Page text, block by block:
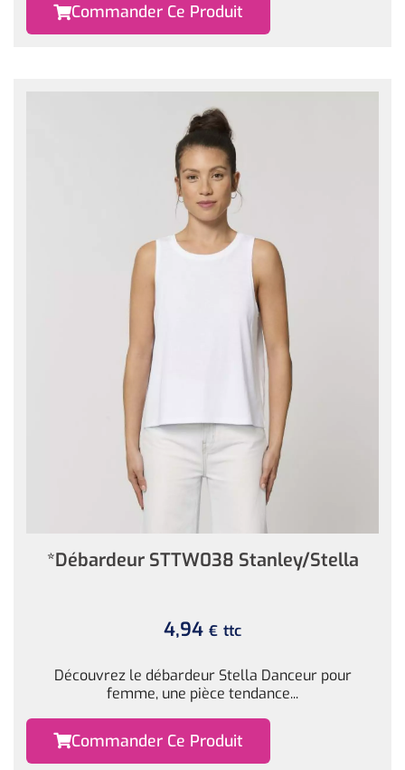
Commander Ce Produit
*Débardeur STTW038 Stanley/Stella
4,94 € ttc
Découvrez le débardeur Stella Danceur pour
femme, une pièce tendance...
Commander Ce Produit